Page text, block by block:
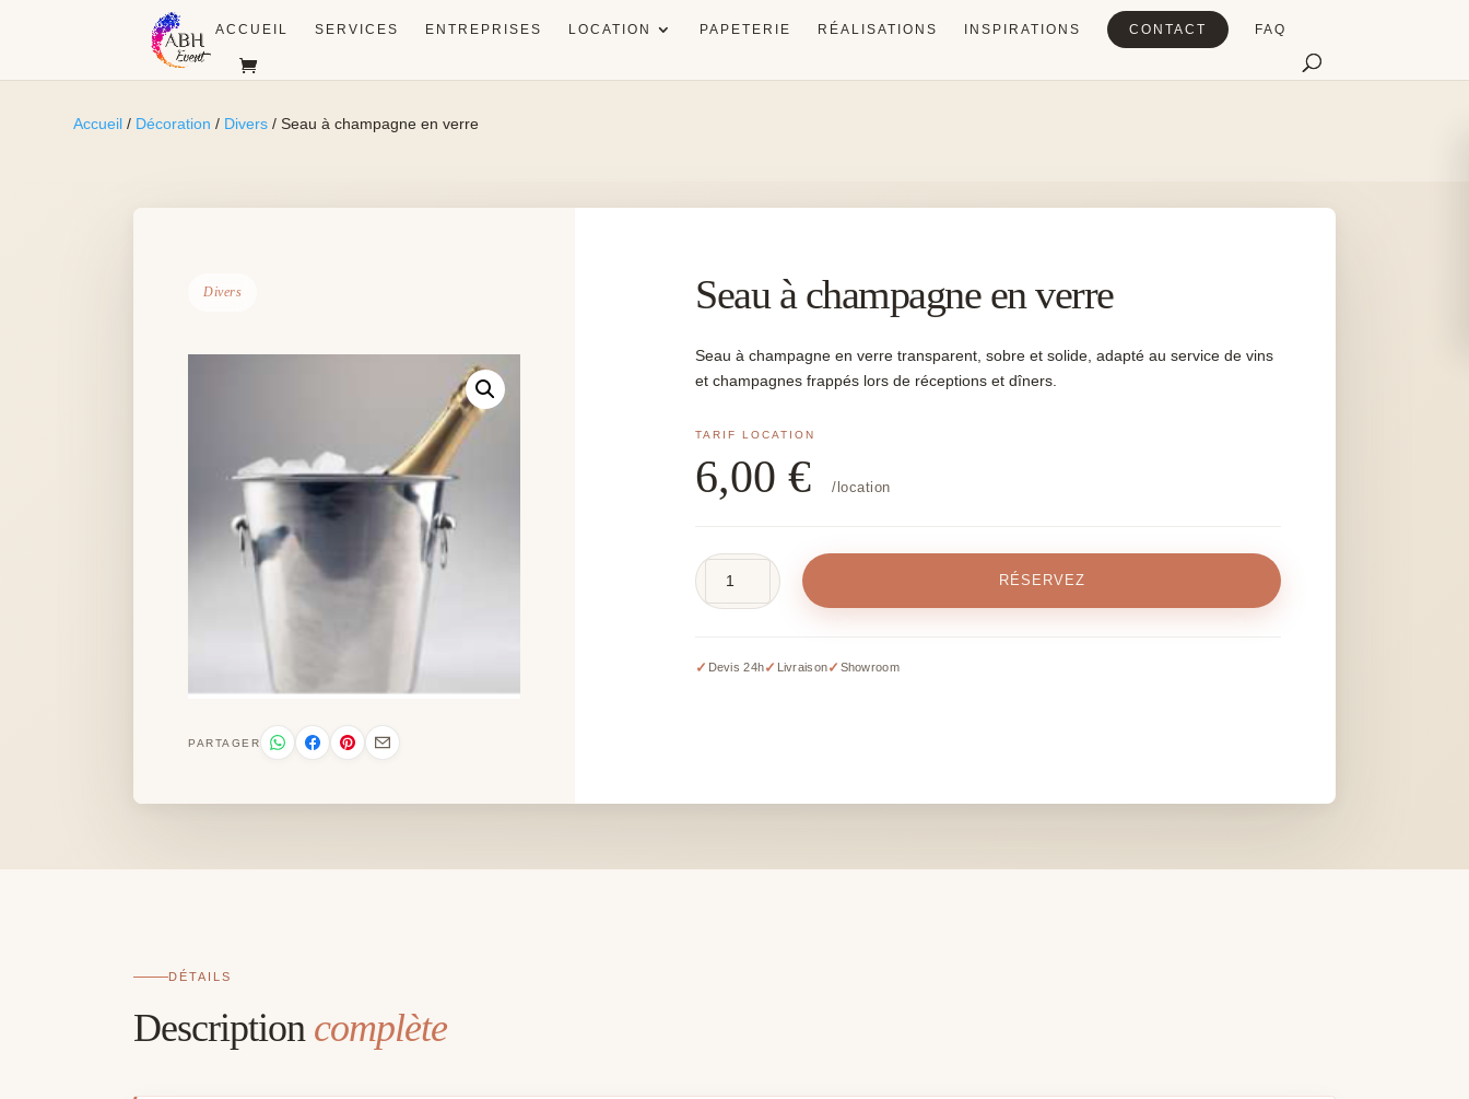
ACCUEIL SERVICES ENTREPRISES LOCATION PAPETERIE RÉALISATIONS INSPIRATIONS CONTACT FAQ
Accueil / Décoration / Divers / Seau à champagne en verre
Divers
PARTAGER
Seau à champagne en verre
Seau à champagne en verre transparent, sobre et solide, adapté au service de vins
et champagnes frappés lors de réceptions et dîners.
6,00€ /location
champagne
RÉSERVEZ
✓ Devis 24h✓ Livraison✓ Showroom
DÉTAILS
Description complète